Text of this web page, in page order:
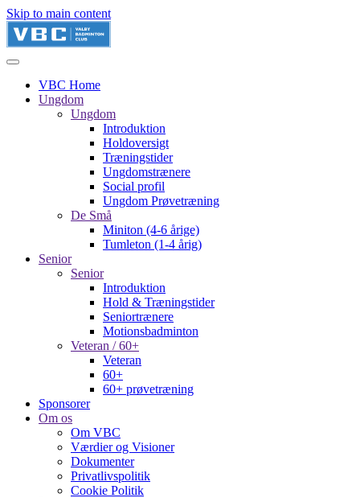
Skip to main content
VBC Home
Ungdom
Ungdom
Introduktion
Holdoversigt
Træningstider
Ungdomstrænere
Social profil
Ungdom Prøvetræning
De Små
Miniton (4-6 årige)
Tumleton (1-4 årig)
Senior
Senior
Introduktion
Hold & Træningstider
Seniortrænere
Motionsbadminton
Veteran / 60+
Veteran
60+
60+ prøvetræning
Sponsorer
Om os
Om VBC
Værdier og Visioner
Dokumenter
Privatlivspolitik
Cookie Politik